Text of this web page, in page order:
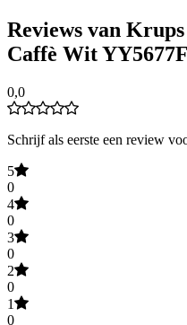
Reviews van
Caffè Wit
0,0
Schrijf als eerste een review
5
0
4
0
3
0
2
0
1
0